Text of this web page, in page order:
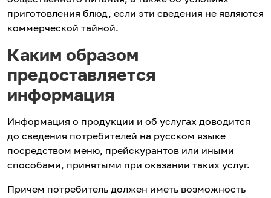
приготовления блюд, если эти сведения не являются
коммерческой тайной.
Каким образом
предоставляется
информация
Информация о продукции и об услугах доводится
до сведения потребителей на русском языке
посредством меню, прейскурантов или иными
способами, принятыми при оказании таких услуг.
Причем потребитель должен иметь возможность